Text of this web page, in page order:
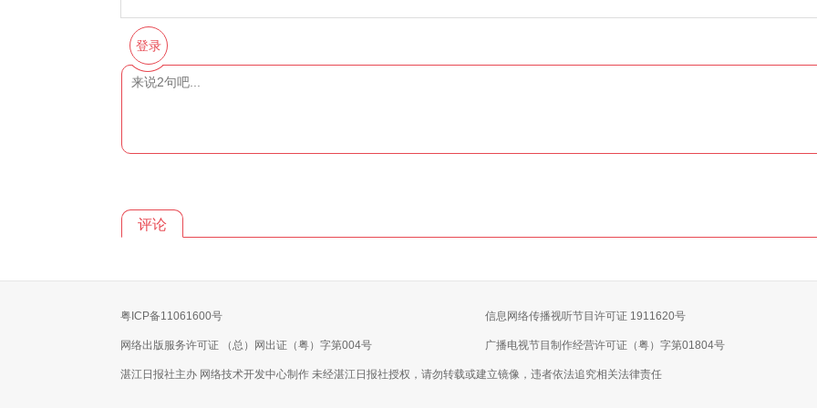
登录
评论
粤ICP备11061600号 信息网络传播视听节目许可证 1911620号
网络出版服务许可证 （总）网出证（粤）字第004号 广播电视节目制作经营许可证（粤）字第01804号
湛江日报社主办 网络技术开发中心制作 未经湛江日报社授权，请勿转载或建立镜像，违者依法追究相关法律责任